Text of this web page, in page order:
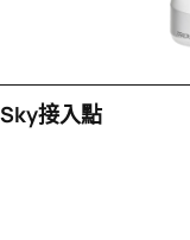
Sky接入點